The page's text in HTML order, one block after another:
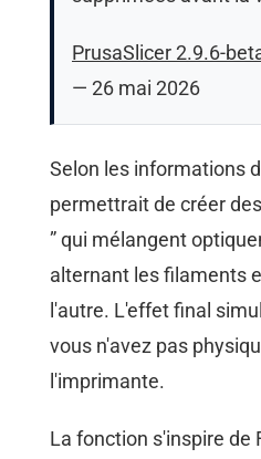
PrusaSlicer 2.9.6-
— 26 mai 2026
Selon les informations
permettrait de créer
” qui mélangent
alternant les filaments
l'autre. L'effet final
vous n'avez pas
l'imprimante.
La fonction s'inspire de